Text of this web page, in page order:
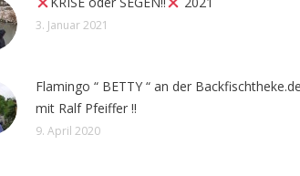
3. Januar 2021
Flamingo “ BETTY “ an der
mit Ralf Pfeiffer !!
9. April 2020